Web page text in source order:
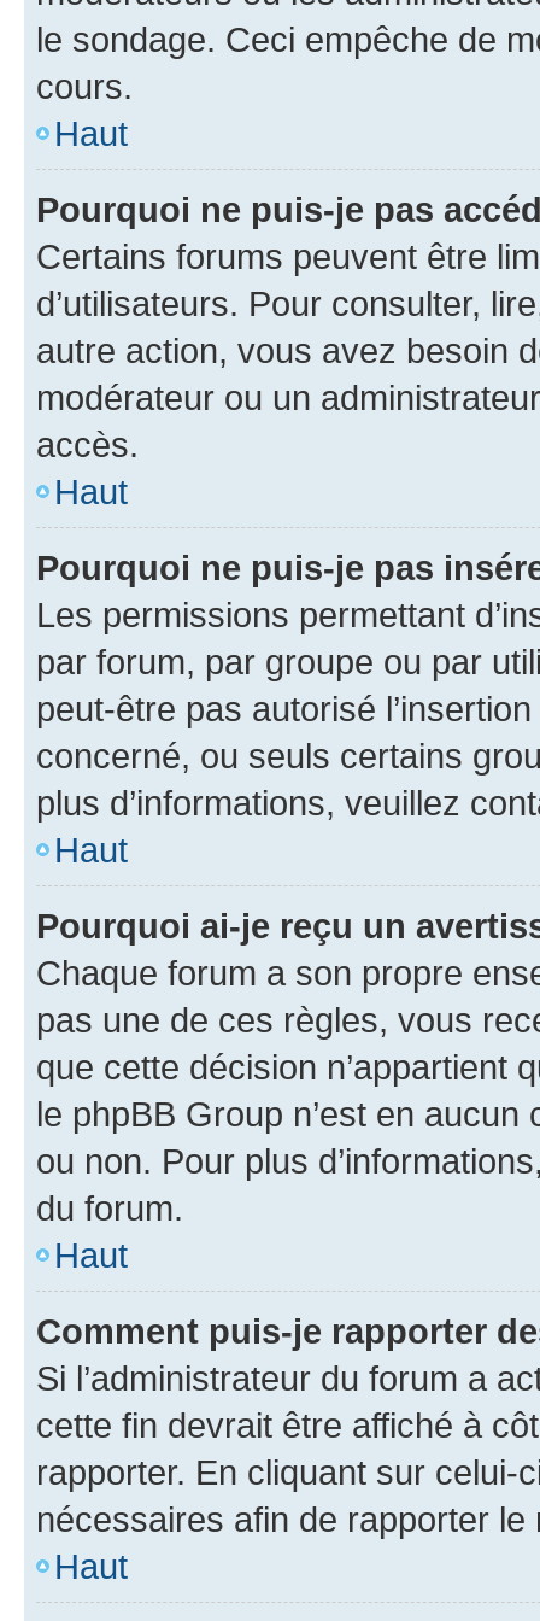
le sondage. Ceci empêche de
cours.
Haut
Pourquoi ne puis-je pas
Certains forums peuvent être
d’utilisateurs. Pour consulter,
autre action, vous avez besoin
modérateur ou un
accès.
Haut
Pourquoi ne puis-je pas
Les permissions permettant
par forum, par groupe ou par
peut-être pas autorisé
concerné, ou seuls certains
plus d’informations, veuillez
Haut
Pourquoi ai-je reçu un
Chaque forum a son propre
pas une de ces règles, vous
que cette décision n’appartient
le phpBB Group n’est en
ou non. Pour plus
du forum.
Haut
Comment puis-je rapporter
Si l’administrateur du forum a
cette fin devrait être affiché à
rapporter. En cliquant sur
nécessaires afin de rapporter le
Haut